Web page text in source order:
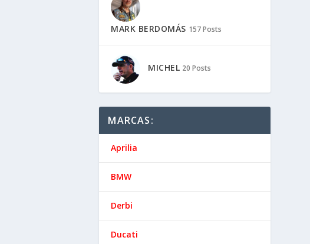
MARK BERDOMÁS 157 Posts
MICHEL 20 Posts
MARCAS:
Aprilia
BMW
Derbi
Ducati